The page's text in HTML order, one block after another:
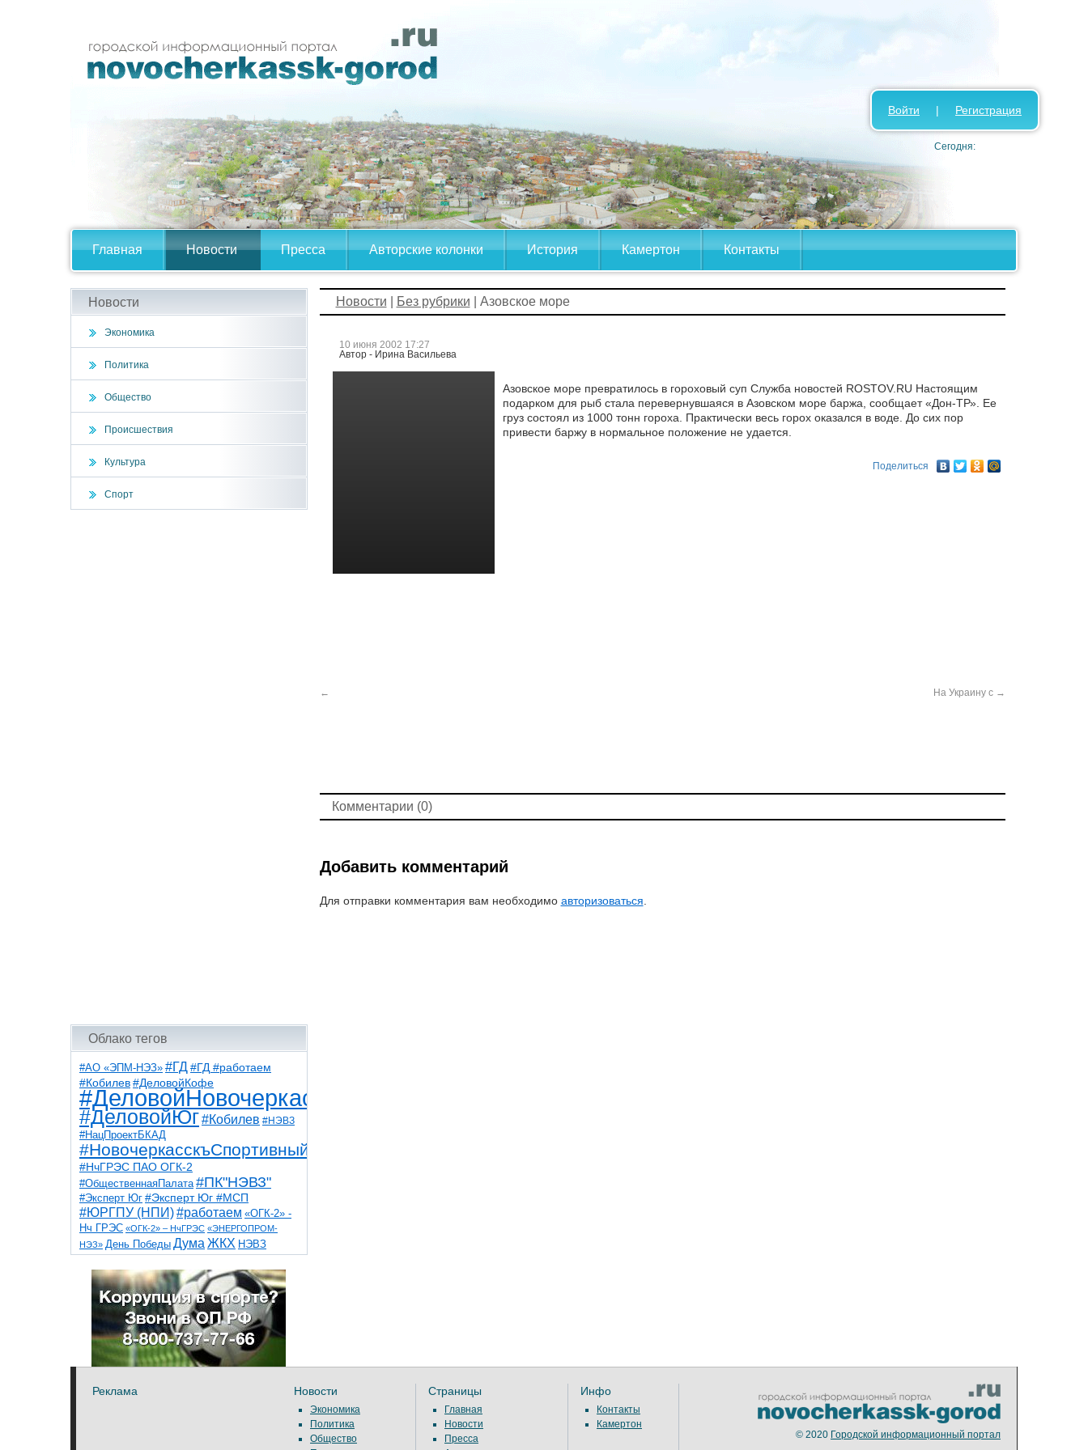
Главная Новости Пресса Авторские колонки История Камертон Контакты
Войти | Регистрация
Сегодня:
Новости
Экономика
Политика
Общество
Происшествия
Культура
Спорт
Облако тегов
#АО «ЭПМ-НЭЗ» #ГД #ГД #работаем
#Кобилев #ДеловойКофе
#ДеловойНовочеркасск
#ДеловойЮг#Кобилев #НЭВЗ
#НацПроектБКАД
#НовочеркасскъСпортивный
#НчГРЭС ПАО ОГК-2
#ОбщественнаяПалата #ПК"НЭВЗ"
#Эксперт Юг #Эксперт Юг #МСП
#ЮРГПУ (НПИ)#работаем «ОГК-2» -
Нч ГРЭС «ОГК-2» – НчГРЭС «ЭНЕРГОПРОМ-
НЭЗ» День Победы Дума ЖКХ НЭВЗ
НчГРЭС ТНТ
благоустройствоветераны выборы
детидороги казаки коррупция космос
общественная палата парк пожар роща
спорт театр транспорт художники
Новости Без рубрики | Азовское море
10 июня 2002 17:27
Автор - Ирина Васильева
Азовское море превратилось в гороховый суп Служба новостей ROSTOV.RU Настоящим
подарком для рыб стала перевернувшаяся в Азовском море баржа, сообщает «Дон-ТР». Ее
груз состоял из 1000 тонн гороха. Практически весь горох оказался в воде. До сих пор
привести баржу в нормальное положение не удается.
Поделиться
← На Украину с →
Комментарии (0)
Добавить комментарий
Для отправки комментария вам необходимо авторизоваться
Реклама Новости
Экономика
Политика
Общество
Страницы
Главная
Новости
Пресса
Инфо
Контакты
Камертон
© 2020 Городской информационный портал